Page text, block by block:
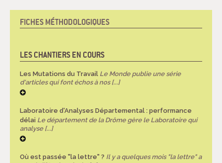
NAVIGATION
FICHES MÉTHODOLOGIQUES
LES CHANTIERS EN COURS
Les Mutations du Travail Le Monde publie une série
d'articles qui font échos à nos [...]
Laboratoire d'Analyses Départemental : performance
délai Le département de la Drôme gère le Laboratoire qui
analyse [...]
Où est passée "la lettre" ? Il y a quelques mois "la lettre" a